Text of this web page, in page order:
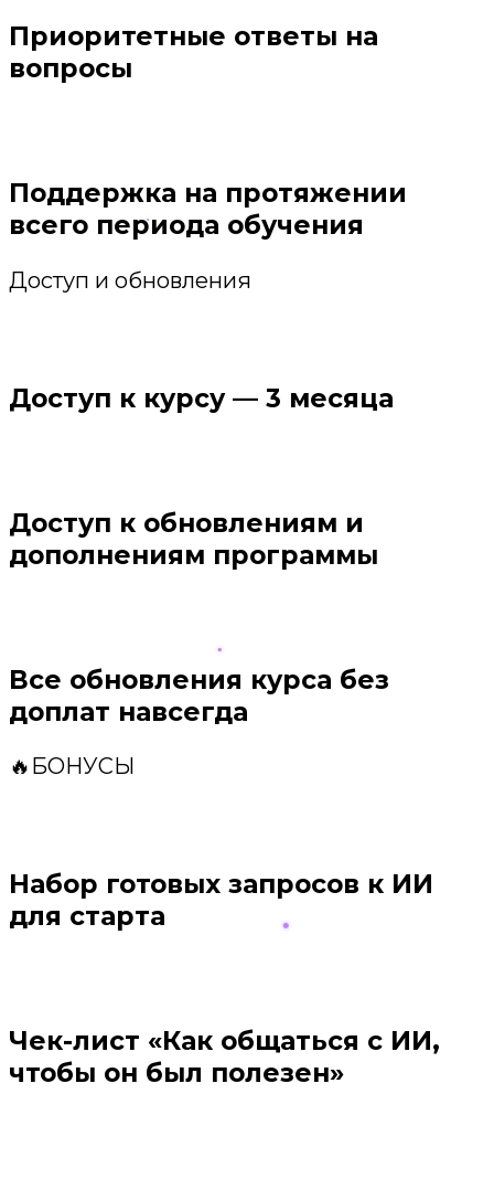
Приоритетные ответы на
вопросы
Поддержка на протяжении
всего периода обучения
Доступ и обновления
Доступ к курсу — 3 месяца
Доступ к обновлениям и
дополнениям программы
Все обновления курса без
доплат навсегда
🔥БОНУСЫ
Набор готовых запросов к ИИ
для старта
Чек-лист «Как общаться с ИИ,
чтобы он был полезен»